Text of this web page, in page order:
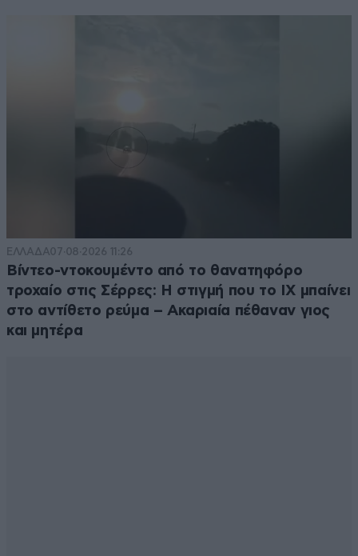
ΕΛΛΑΔΑ07·08·2026 11:26
Βίντεο-ντοκουμέντο από το θανατηφόρο
τροχαίο στις Σέρρες: Η στιγμή που το ΙΧ μπαίνει
στο αντίθετο ρεύμα – Ακαριαία πέθαναν γιος
και μητέρα